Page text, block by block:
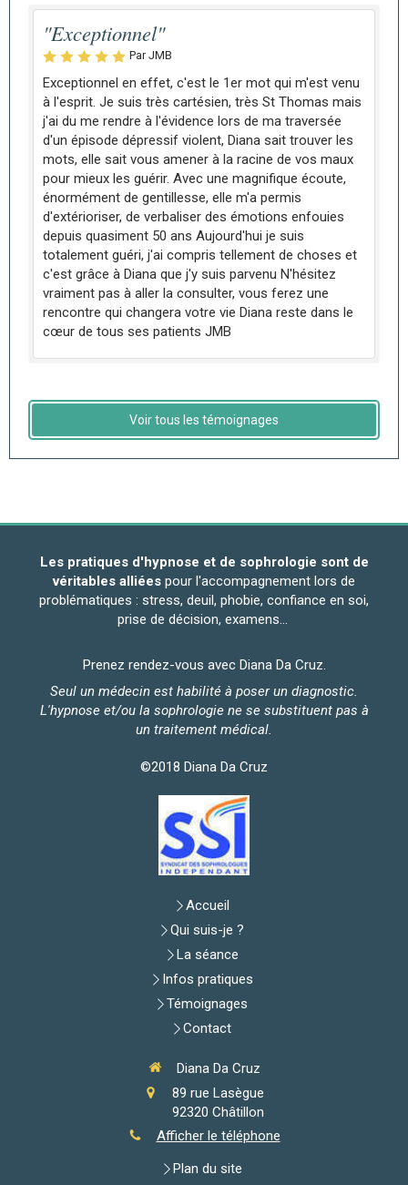
"Exceptionnel"
Par JMB
Exceptionnel en effet, c'est le 1er mot qui m'est venu
à l'esprit. Je suis très cartésien, très St Thomas mais
j'ai du me rendre à l'évidence lors de ma traversée
d'un épisode dépressif violent, Diana sait trouver les
mots, elle sait vous amener à la racine de vos maux
pour mieux les guérir. Avec une magnifique écoute,
énormément de gentillesse, elle m'a permis
d'extérioriser, de verbaliser des émotions enfouies
depuis quasiment 50 ans Aujourd'hui je suis
totalement guéri, j'ai compris tellement de choses et
c'est grâce à Diana que j'y suis parvenu N'hésitez
vraiment pas à aller la consulter, vous ferez une
rencontre qui changera votre vie Diana reste dans le
cœur de tous ses patients JMB
Voir tous les témoignages
Les pratiques d'hypnose et de sophrologie sont de
véritables alliées pour l'accompagnement lors de
problématiques : stress, deuil, phobie, confiance en soi,
prise de décision, examens…
Prenez rendez-vous avec Diana Da Cruz.
Seul un médecin est habilité à poser un diagnostic.
L'hypnose et/ou la sophrologie ne se substituent pas à
un traitement médical.
©2018 Diana Da Cruz
Accueil
Qui suis-je ?
La séance
Infos pratiques
Témoignages
Contact
Diana Da Cruz
89 rue Lasègue
92320 Châtillon
Afficher le téléphone
Plan du site